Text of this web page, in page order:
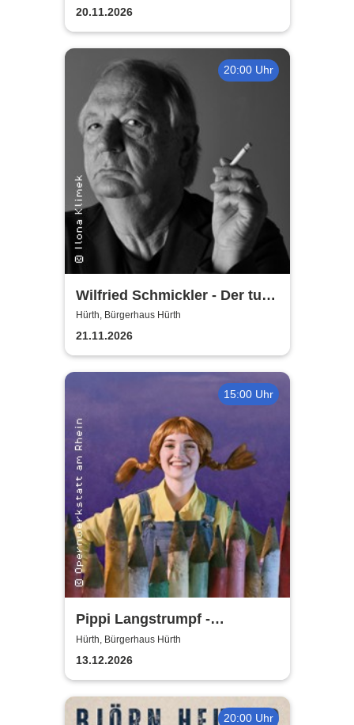
20.11.2026
20:00 Uhr
Wilfried Schmickler - Der tut's
noch
Hürth, Bürgerhaus Hürth
21.11.2026
15:00 Uhr
Pippi Langstrumpf -
Bürgerhaus Hürth
Hürth, Bürgerhaus Hürth
13.12.2026
20:00 Uhr